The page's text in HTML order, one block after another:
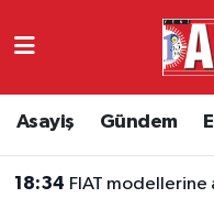
Asayiş Gündem
18:34 FIAT modellerine
Ekonomi
Antalya Namaz